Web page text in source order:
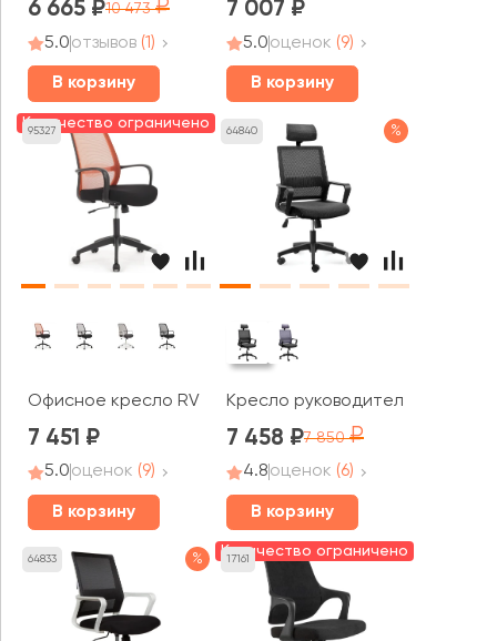
6 665 10 473
5.0отзывов (1)
В корзину
7 007
5.0оценок (9)
В корзину
95327
Количество ограничено
Офисное кресло RV ДИЗАЙН Фаст / Fast (W-207)
7 451
5.0оценок (9)
В корзину
64840 %
Кресло руководителя Norden
7 458 7 850
4.8оценок (6)
В корзину
64833 % 17161
Количество ограничено